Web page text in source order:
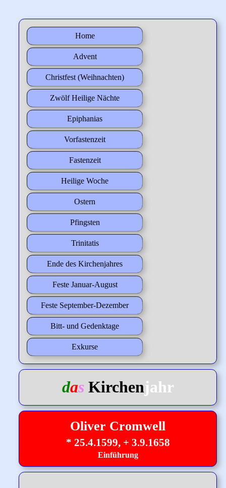
Home
Advent
Christfest (Weihnachten)
Zwölf Heilige Nächte
Epiphanias
Vorfastenzeit
Fastenzeit
Heilige Woche
Ostern
Pfingsten
Trinitatis
Ende des Kirchenjahres
Feste Januar-August
Feste September-Dezember
Bitt- und Gedenktage
Exkurse
das Kirchenjahr
Oliver Cromwell
* 25.4.1599, + 3.9.1658
Einführung